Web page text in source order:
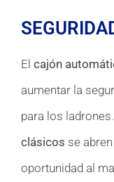
El cajón
aumentar la
para los
clásicos se
oportunidad al